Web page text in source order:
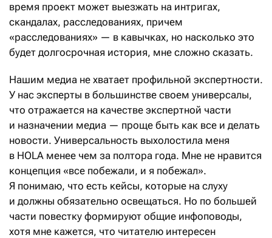
время проект может выезжать на интригах,
скандалах, расследованиях, причем
«расследованиях» — в кавычках, но насколько это
будет долгосрочная история, мне сложно сказать.
Нашим медиа не хватает профильной экспертности.
У нас эксперты в большинстве своем универсалы,
что отражается на качестве экспертной части
и назначении медиа — проще быть как все и делать
новости. Универсальность выхолостила меня
в HOLA менее чем за полтора года. Мне не нравится
концепция «все побежали, и я побежал».
Я понимаю, что есть кейсы, которые на слуху
и должны обязательно освещаться. Но по большей
части повестку формируют общие инфоповоды,
хотя мне кажется, что читателю интересен